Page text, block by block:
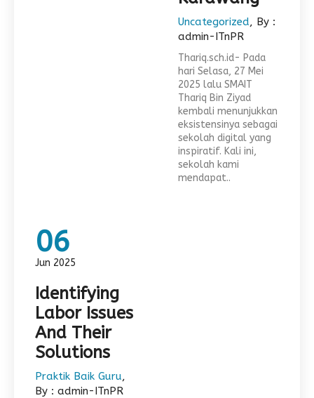
Uncategorized, By :
admin-ITnPR
Thariq.sch.id- Pada
hari Selasa, 27 Mei
2025 lalu SMAIT
Thariq Bin Ziyad
kembali menunjukkan
eksistensinya sebagai
sekolah digital yang
inspiratif. Kali ini,
sekolah kami
mendapat..
06
Jun 2025
Identifying
Labor Issues
And Their
Solutions
Praktik Baik Guru,
By : admin-ITnPR